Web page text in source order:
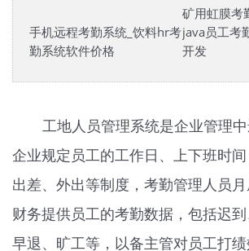
手机远程考勤系统_饮料hr考
勤系统软件价格
矿用虹膜考
java员工考
开发
工地人员管理系统是企业管理中
企业规定员工的工作日、上下班时间
出差、外出等制度，考勤管理人员
财务提供员工的考勤数据，包括迟到
早退、旷工等，以备主管对员工打